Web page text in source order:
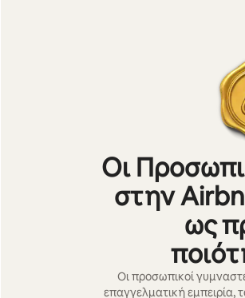
Οι
στην
ως
Οι προσωπικοί
επαγγελματική εμπειρία,